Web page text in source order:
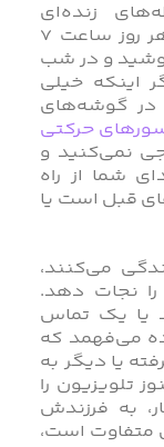
زنده‌ای
هستند که یاد می‌گیرند که شما هر روز ساعت ۷
۸ قهوه می‌نوشید و در شب
اینکه خیلی
در گوشه‌های
حرکتی
نمی‌کنید و
شما از راه
قبل است یا
می‌کنند،
نجات دهد.
یا یک تماس
می‌فهمد که
یا دیگر به
ساعت ۱۰ شب هنوز تلویزیون را
به فرزندش
متفاوت است،